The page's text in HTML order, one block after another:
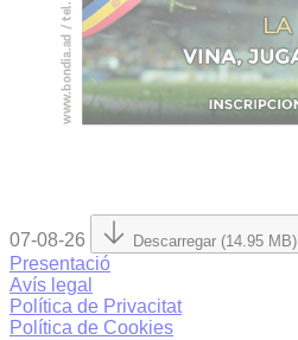
07-08-26 Descarregar (14.95 MB)
Presentació
Avís legal
Política de Privacitat
Política de Cookies